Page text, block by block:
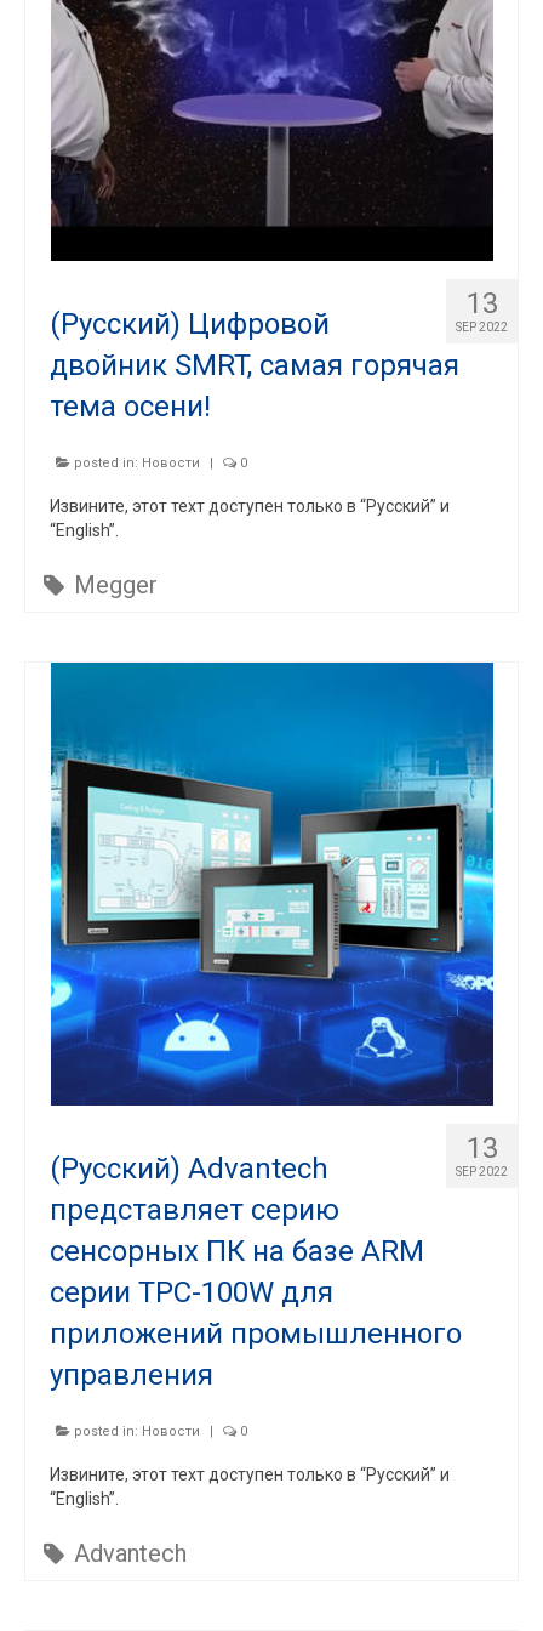
13
SEP 2022
(Русский) Цифровой
двойник SMRT, самая горячая
тема осени!
posted in: Новости | 0
Извините, этот техт доступен только в “Русский” и
“English”.
Megger
13
SEP 2022
(Русский) Advantech
представляет серию
сенсорных ПК на базе ARM
серии TPC-100W для
приложений промышленного
управления
posted in: Новости | 0
Извините, этот техт доступен только в “Русский” и
“English”.
Advantech